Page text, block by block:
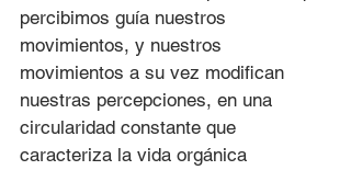
percibimos guía nuestros
movimientos, y nuestros
movimientos a su vez modifican
nuestras percepciones, en una
circularidad constante que
caracteriza la vida orgánica